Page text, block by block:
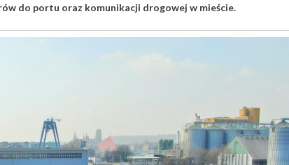
do portu oraz komunikacji drogowej w mieście.